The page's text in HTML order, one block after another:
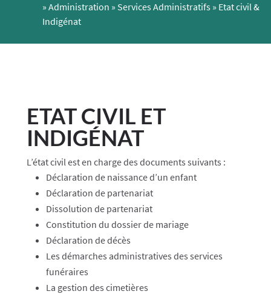
» Administration » Services Administratifs » Etat civil &
Indigénat
ETAT CIVIL ET
INDIGÉNAT
L’état civil est en charge des documents suivants :
Déclaration de naissance d’un enfant
Déclaration de partenariat
Dissolution de partenariat
Constitution du dossier de mariage
Déclaration de décès
Les démarches administratives des services
funéraires
La gestion des cimetières